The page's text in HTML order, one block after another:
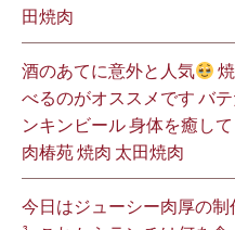
田焼肉
酒のあてに意外と人気
べるのがオススメです バ
ンキンビール 身体を癒し
肉椿苑 焼肉 太田焼肉
今日はジューシー肉厚の